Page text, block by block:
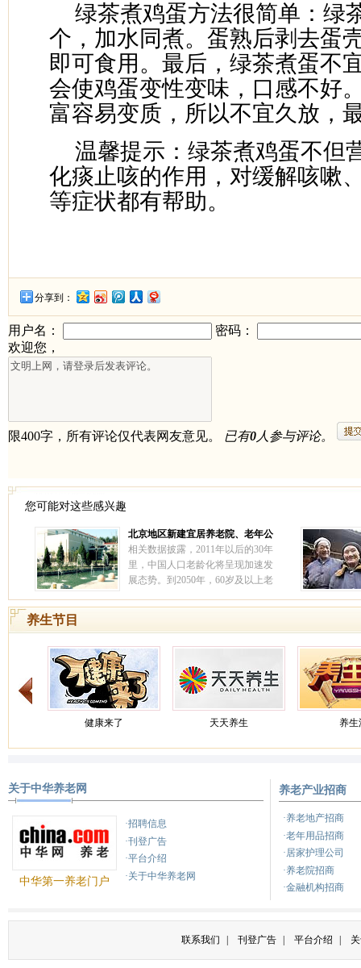
绿茶煮鸡蛋方法很简单：绿
个，加水同煮。蛋熟后剥去蛋
即可食用。最后，绿茶煮蛋不
会使鸡蛋变性变味，口感不好
富容易变质，所以不宜久放，
温馨提示：绿茶煮鸡蛋不但
化痰止咳的作用，对缓解咳嗽
等症状都有帮助。
分享到：
您可能对这些感兴趣
北京地区新建宜居养老院、老年公
寓 ——北京汇晨老年公寓北苑分院
相关数据披露，2011年以后的30年
里，中国人口老龄化将呈现加速发
展态势。到2050年，60岁及以上老
入深度老龄化阶段。[详情]
养生节目
天天养生 养生汇 健康
健康
关于中华养老网
中华第一养老门户
·招聘信息
·刊登广告
·平台介绍
·关于中华养老网
养老产业招商
·养老地产招商
·老年用品招商
·居家护理公司
·养老院招商
·金融机构招商
联系我们 刊登广告 平台介绍